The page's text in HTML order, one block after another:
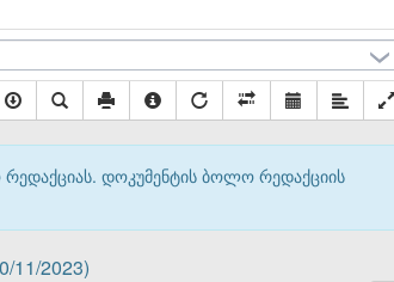
დოკუმენტის ბოლო რედაქციის
11/2023)